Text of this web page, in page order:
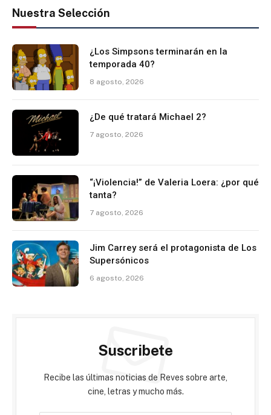
Nuestra Selección
¿Los Simpsons terminarán en la
temporada 40?
8 agosto, 2026
¿De qué tratará Michael 2?
7 agosto, 2026
“¡Violencia!” de Valeria Loera: ¿por qué
tanta?
7 agosto, 2026
Jim Carrey será el protagonista de Los
Supersónicos
6 agosto, 2026
Suscribete
Recibe las últimas noticias de Reves sobre arte,
cine, letras y mucho más.